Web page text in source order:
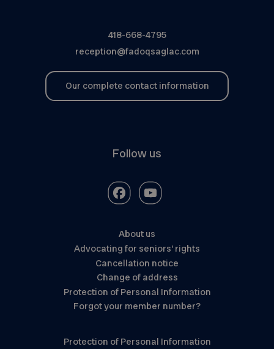
418-668-4795
reception@fadoqsaglac.com
Our complete contact information
Follow us
About us
Advocating for seniors’ rights
Cancellation notice
Change of address
Protection of Personal Information
Forgot your member number?
Protection of Personal Information